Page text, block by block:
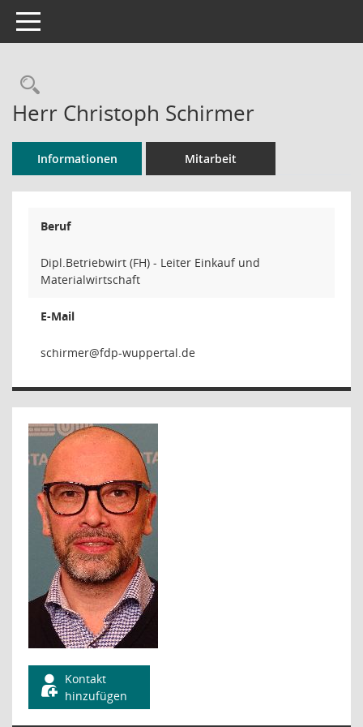
Toggle navigation
Rechercheauswahl
Herr Christoph Schirmer
Informationen Mitarbeit
Beruf
Dipl.Betriebwirt (FH) - Leiter Einkauf und
Materialwirtschaft
E-Mail
remr
Kontakt
hinzufügen